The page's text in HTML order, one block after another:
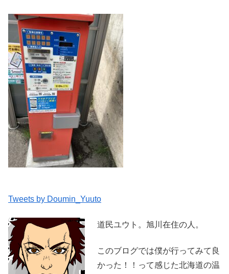
Tweets by Doumin_Yuuto
道民ユウト。旭川在住の人。
このブログでは僕が行ってみて良
かった！！って感じた北海道の温